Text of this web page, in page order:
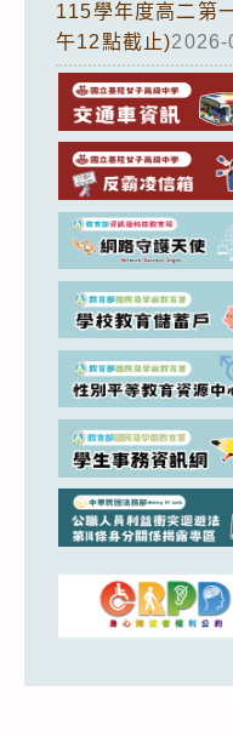
115學年度高二第
午12點截止)2026-